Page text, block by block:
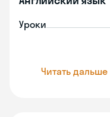
Уроки
Читать дальше